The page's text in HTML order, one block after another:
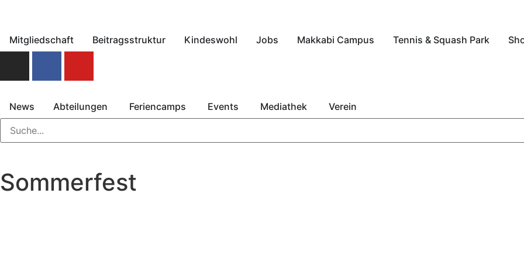
Mitgliedschaft Beitragsstruktur Kindeswohl Jobs Makkabi Campus Tennis & Squash Park
News Abteilungen Feriencamps Events Mediathek Verein
Sommerfest